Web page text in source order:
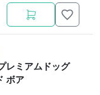
レミアムドッグ
ボア